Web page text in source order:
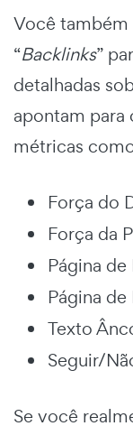
Você também
“Backlinks”
detalhadas
apontam para
métricas
Força do
Força da
Página
Página
Texto
Seguir/
Se você